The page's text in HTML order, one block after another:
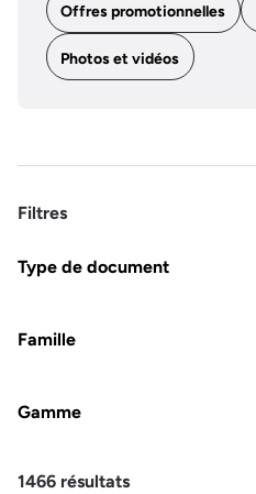
Offres promotionnelles
Photos et vidéos
Filtres
Type de document
Famille
Gamme
1466 résultats